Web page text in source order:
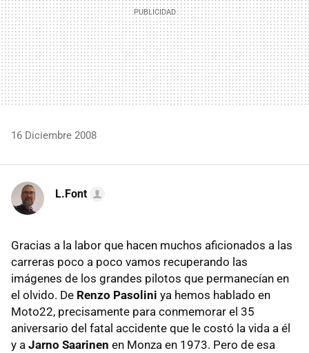
16 Diciembre 2008
L.Font
Gracias a la labor que hacen muchos aficionados a las
carreras poco a poco vamos recuperando las
imágenes de los grandes pilotos que permanecían en
el olvido. De Renzo Pasolini ya hemos hablado en
Moto22, precisamente para conmemorar el 35
aniversario del fatal accidente que le costó la vida a él
y a Jarno Saarinen en Monza en 1973. Pero de esa